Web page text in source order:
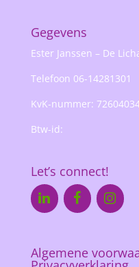
Gegevens
Ester Janssen – De
Telefoon 06-14281301
KvK-nummer:
Btw-id:
Let’s connect!
Algemene